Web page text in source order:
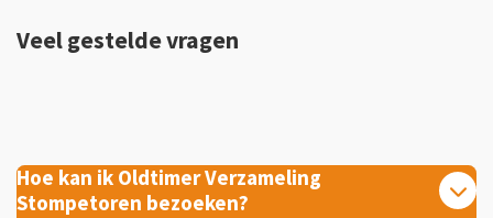
Veel gestelde vragen
Hoe kan ik Oldtimer Verzameling
Stompetoren bezoeken?